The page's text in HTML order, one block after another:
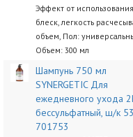
Эффект от
блеск, легкость
объем, Пол:
Объем: 300 мл
Шампунь 750 мл
SYNERGETIC Для
ежедневного ухода
бессульфатный, ш/к
701753